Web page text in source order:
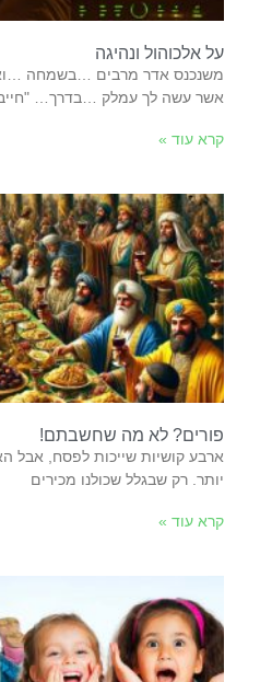
על אלכוהול ונהיגה
‬אשר‭ ‬עשה‭ ‬לך‭ ‬עמלק‭… ‬בדרך‭…‬ ‮"‬חייב‭
קרא עוד »
פורים? לא מה שחשבתם!
ארבע קושיות שייכות לפסח, אבל
יותר. רק שבגלל שכולנו מכירים
קרא עוד »